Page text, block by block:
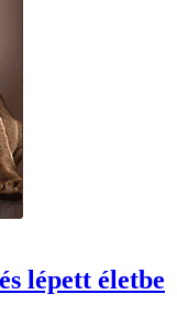
lépett életbe